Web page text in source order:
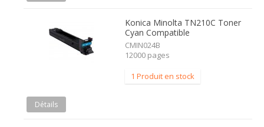
Konica Minolta TN210C Toner
Cyan Compatible
CMIN024B
12000 pages
1 Produit en stock
Détails